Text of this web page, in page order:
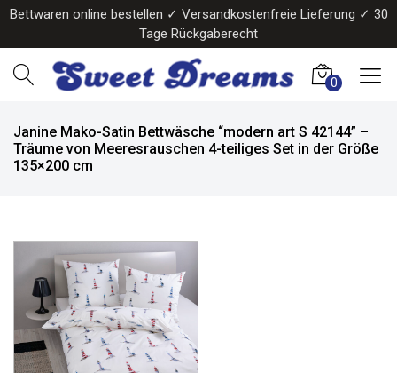
Bettwaren online bestellen ✓ Versandkostenfreie Lieferung ✓ 30
Tage Rückgaberecht
0
Janine Mako-Satin Bettwäsche “modern art S 42144” –
Träume von Meeresrauschen 4-teiliges Set in der Größe
135×200 cm